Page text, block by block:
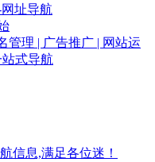
址导航
管理 | 广告推广 | 网站运
式导航
信息,满足各位迷！